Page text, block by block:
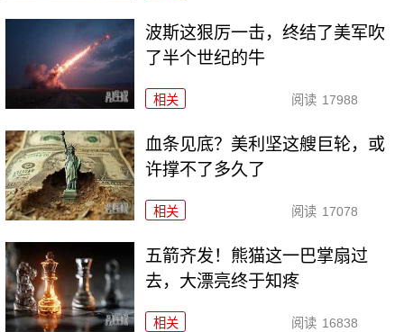
波斯这狠厉一击，终结了美军吹
了半个世纪的牛
相关 阅读 17988
血条见底？美利坚这艘巨轮，或
许撑不了多久了
相关 阅读 17078
五箭齐发！熊猫这一巴掌扇过
去，大漂亮终于知疼
相关 阅读 16838